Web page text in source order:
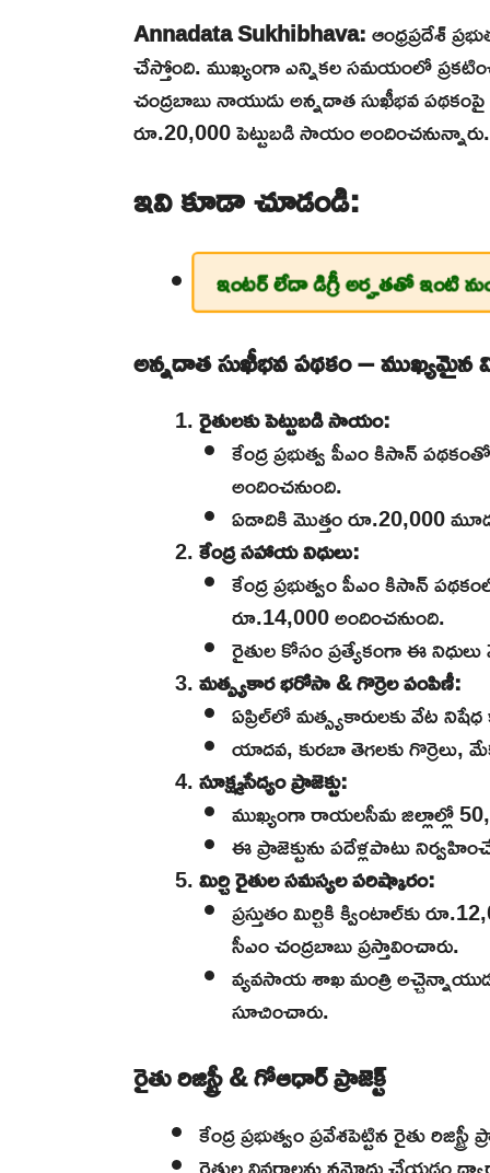
Annadata Sukhibhava:ఆంధ్రప్రదేశ్
చేస్తోంది. ముఖ్యంగా ఎన్నికల సమయంలో
చంద్రబాబు నాయుడు అన్నదాత సుఖీభవ
రూ.20,000 పెట్టుబడి సాయం అందించనున్నారు.
ఇవి కూడా చూడండి:
ఇంటర్ లేదా డిగ్రీ అర్హతతో ఇంటి
అన్నదాత సుఖీభవ పథకం –
రైతులకు పెట్టుబడి సాయం:
కేంద్ర ప్రభుత్వ పీఎం కిసాన్
అందించనుంది.
ఏడాదికి మొత్తం రూ.20,000
కేంద్ర సహాయ నిధులు:
కేంద్ర ప్రభుత్వం పీఎం కిసాన్
రూ.14,000 అందించనుంది.
రైతుల కోసం ప్రత్యేకంగా ఈ నిధులు
మత్స్యకార భరోసా & గొర్రెల పంపిణీ:
ఏప్రిల్‌లో మత్స్యకారులకు వేట
యాదవ, కురబా తెగలకు గొర్రెలు,
సూక్ష్మసేద్యం ప్రాజెక్టు:
ముఖ్యంగా రాయలసీమ జిల్లాల్లో
ఈ ప్రాజెక్టును పదేళ్లపాటు
మిర్చి రైతుల సమస్యల పరిష్కారం:
ప్రస్తుతం మిర్చికి క్వింటాల్‌కు
సీఎం చంద్రబాబు ప్రస్తావించారు.
వ్యవసాయ శాఖ మంత్రి
సూచించారు.
రైతు రిజిస్ట్రీ & గోఆధార్ ప్రాజెక్ట్
కేంద్ర ప్రభుత్వం ప్రవేశపెట్టిన రైతు